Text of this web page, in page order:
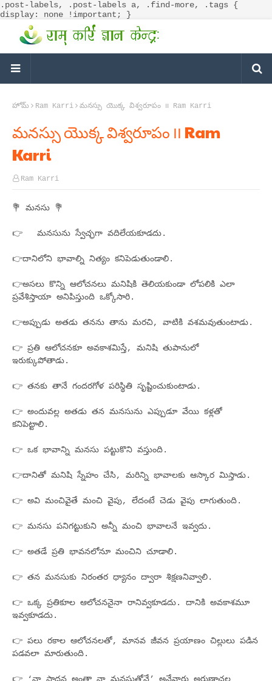
.post-labels, .post-labels a, .find-more, .tags {
display: none !important; }
హోమ్ Ram Karri మనస్సు యెుక్క విశ్వరూపం ౹౹ Ram Karri
మనస్సు యెుక్క విశ్వరూపం ౹౹ Ram
Karri
Ram Karri
💐 మనసు 💐
👉 మనసును స్వేచ్ఛగా వదిలేయకూడదు.
👉దానిలోని భావాల్ని నిత్యం కనిపెడుతుండాలి.
👉అసలు కొన్ని ఆలోచనలు మనిషికి తెలియకుండా లోపలికి ఎలా
ప్రవేశిస్తాయా అనిపిస్తుంది ఒక్కోసారి.
👉అప్పుడు అతడు తనను తాను మరచి, వాటికి వశమవుతుంటాడు.
👉 ప్రతి ఆలోచనకూ అవకాశమిస్తే, మనిషి తుపానులో
ఇరుక్కుపోతాడు.
👉 తనకు తానే గందరగోళ పరిస్థితి సృష్టించుకుంటాడు.
👉 అందువల్ల అతడు తన మనసును ఎప్పుడూ వేయి కళ్లతో
కనిపెట్టాలి.
👉 ఒక భావాన్ని మనసు పట్టుకొని వస్తుంది.
👉దానితో మనిషి స్నేహం చేసి, మరిన్ని భావాలకు ఆస్కార మిస్తాడు.
👉 అవి మంచివైతే మంచి వైపు, లేదంటే చెడు వైపు లాగుతుంది.
👉 మనసు పనిగట్టుకుని అన్నీ మంచి భావాలనే ఇవ్వదు.
👉 అతడే ప్రతి భావనలోనూ మంచిని చూడాలి.
👉 తన మనసుకు నిరంతర ధ్యానం ద్వారా శిక్షణనివ్వాలి.
👉 ఒక్క ప్రతికూల ఆలోచననైనా రానివ్వకూడదు. దానికి అవకాశమూ
ఇవ్వకూడదు.
👉 పలు రకాల ఆలోచనలతో, మానవ జీవన ప్రయాణం చిల్లులు పడిన
పడవలా మారుతుంది.